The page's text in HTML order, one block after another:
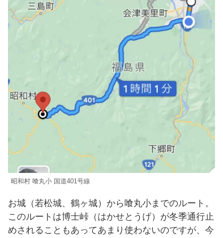
昭和村 喰丸小 国道401号線
お城（若松城、鶴ヶ城）から喰丸小までのルート。
このルートは博士峠（はかせとうげ）が冬季通行止
めされることもあってあまり使わないのですが、今